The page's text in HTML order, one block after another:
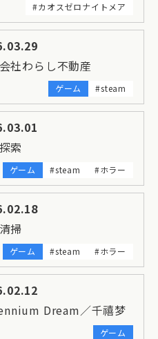
#カオスゼロナイトメア
社わらし不動産
ゲーム #steam
索
ゲーム #steam #ホラー
掃
ゲーム #steam #ホラー
Dream／千禧梦
ゲーム